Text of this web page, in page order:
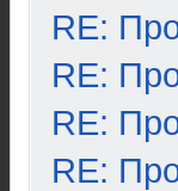
RE:
RE:
RE:
RE: